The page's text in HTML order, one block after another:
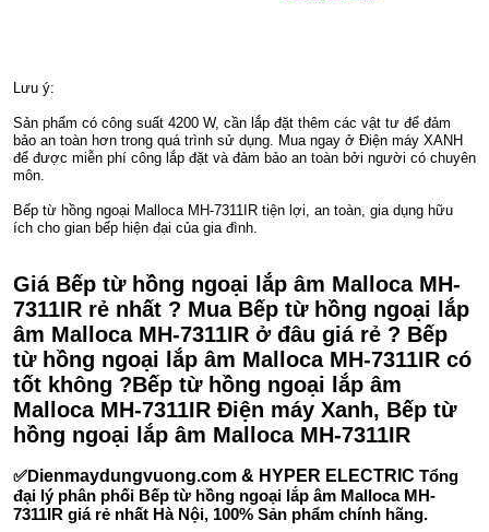
Lưu ý:
Sản phẩm có công suất 4200 W, cần lắp đặt thêm các vật tư để đảm
bảo an toàn hơn trong quá trình sử dụng. Mua ngay ở Điện máy XANH
để được miễn phí công lắp đặt và đảm bảo an toàn bởi người có chuyên
môn.
Bếp từ hồng ngoại Malloca MH-7311IR tiện lợi, an toàn, gia dụng hữu
ích cho gian bếp hiện đại của gia đình.
Giá Bếp từ hồng ngoại lắp âm Malloca MH-
7311IR rẻ nhất ? Mua Bếp từ hồng ngoại lắp
âm Malloca MH-7311IR ở đâu giá rẻ ? Bếp
từ hồng ngoại lắp âm Malloca MH-7311IR có
tốt không ?Bếp từ hồng ngoại lắp âm
Malloca MH-7311IR Điện máy Xanh, Bếp từ
hồng ngoại lắp âm Malloca MH-7311IR
✅Dienmaydungvuong.com & HYPER ELECTRIC Tổng
đại lý phân phối Bếp từ hồng ngoại lắp âm Malloca MH-
7311IR giá rẻ nhất Hà Nội, 100% Sản phẩm chính hãng.